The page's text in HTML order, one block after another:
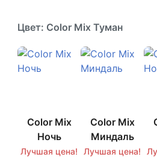
Можно купить от 1 кв. метра!
Цвет: Color Mix Туман
Color Mix
Ночь
Лучшая цена!
Color Mix
Миндаль
Лучшая цена!